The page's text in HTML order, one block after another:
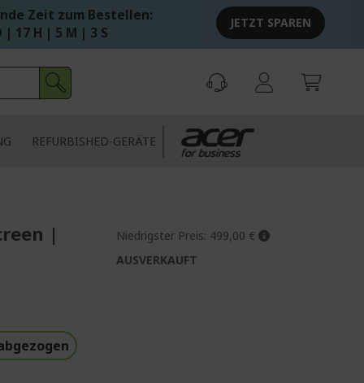
Zeit zum Bestellen:
| 17 H | 5 M | 3 S
JETZT SPAREN
REFURBISHED-GERÄTE
| Niedrigster Preis: 499,00 €
AUSVERKAUFT